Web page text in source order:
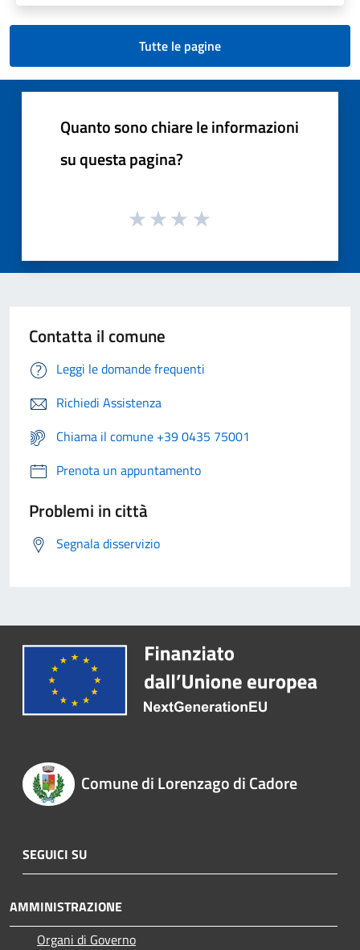
Tutte le pagine
Quanto sono chiare le informazioni
su questa pagina?
Contatta il comune
Leggi le domande frequenti
Richiedi Assistenza
Chiama il comune +39 0435 75001
Prenota un appuntamento
Problemi in città
Segnala disservizio
Comune di Lorenzago di Cadore
SEGUICI SU
AMMINISTRAZIONE
Organi di Governo